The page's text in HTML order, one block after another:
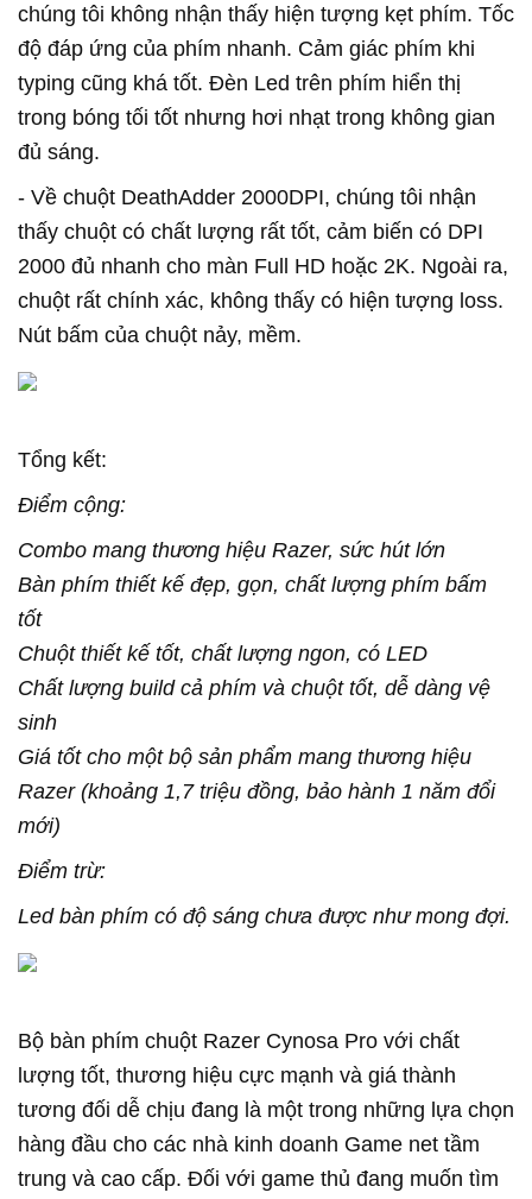
chúng tôi không nhận thấy hiện tượng kẹt phím. Tốc
độ đáp ứng của phím nhanh. Cảm giác phím khi
typing cũng khá tốt. Đèn Led trên phím hiển thị
trong bóng tối tốt nhưng hơi nhạt trong không gian
đủ sáng.
- Về chuột DeathAdder 2000DPI, chúng tôi nhận
thấy chuột có chất lượng rất tốt, cảm biến có DPI
2000 đủ nhanh cho màn Full HD hoặc 2K. Ngoài ra,
chuột rất chính xác, không thấy có hiện tượng loss.
Nút bấm của chuột nảy, mềm.
Tổng kết:
Điểm cộng:
Combo mang thương hiệu Razer, sức hút lớn
Bàn phím thiết kế đẹp, gọn, chất lượng phím bấm
tốt
Chuột thiết kế tốt, chất lượng ngon, có LED
Chất lượng build cả phím và chuột tốt, dễ dàng vệ
sinh
Giá tốt cho một bộ sản phẩm mang thương hiệu
Razer (khoảng 1,7 triệu đồng, bảo hành 1 năm đổi
mới)
Điểm trừ:
Led bàn phím có độ sáng chưa được như mong đợi.
Bộ bàn phím chuột Razer Cynosa Pro với chất
lượng tốt, thương hiệu cực mạnh và giá thành
tương đối dễ chịu đang là một trong những lựa chọn
hàng đầu cho các nhà kinh doanh Game net tầm
trung và cao cấp. Đối với game thủ đang muốn tìm